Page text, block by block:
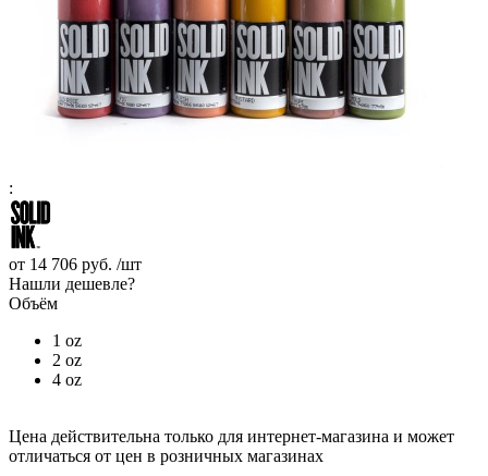
:
от 14 706 руб. /шт
Нашли дешевле?
Объём
1 oz
2 oz
4 oz
Цена действительна только для интернет-магазина и может
отличаться от цен в розничных магазинах